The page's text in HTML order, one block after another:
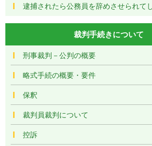
逮捕されたら公務員を辞めさせられて
裁判手続きについて
刑事裁判－公判の概要
略式手続の概要・要件
保釈
裁判員裁判について
控訴